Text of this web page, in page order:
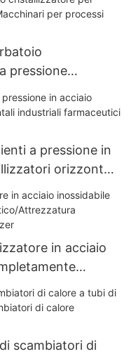
pressione
a pressione in
orizzontali
statici
in acciaio
scambiatori di